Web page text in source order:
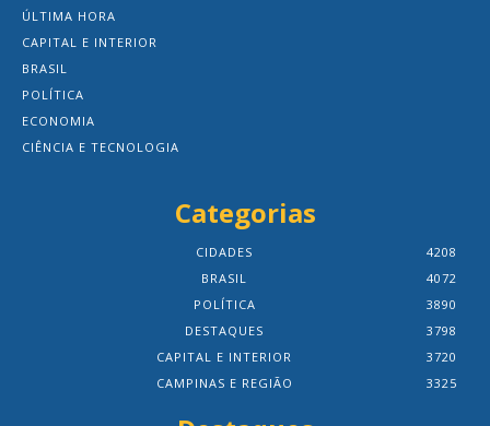
ÚLTIMA HORA
CAPITAL E INTERIOR
BRASIL
POLÍTICA
ECONOMIA
CIÊNCIA E TECNOLOGIA
Categorias
CIDADES
4208
BRASIL
4072
POLÍTICA
3890
DESTAQUES
3798
CAPITAL E INTERIOR
3720
CAMPINAS E REGIÃO
3325